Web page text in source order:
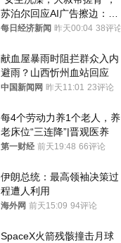
苏泊尔回应AI广告擦边：视
频全下架，已强化内容管理
每日经济新闻 昨天00:04 38评论
献血屋暴雨时阻拦群众入内
避雨？山西忻州血站回应
中国新闻网 昨天11:01 23评论
每4个劳动力养1个老人，养
老床位“三连降”|晋观医养
第一财经 前天19:48 66评论
伊朗总统：最高领袖决策过
程遭人利用
海外网 前天15:09 94评论
SpaceX火箭残骸撞击月球